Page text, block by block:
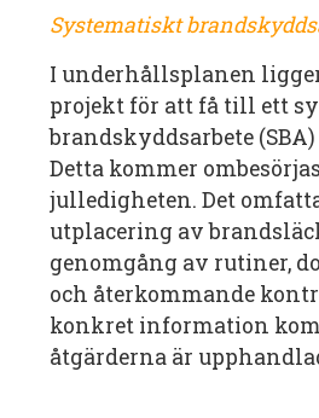
Systematiskt
I underhållsplanen
projekt för att få till ett
brandskyddsarbete
Detta kommer
julledigheten. Det
utplacering av
genomgång av rutiner,
och återkommande
konkret information
åtgärderna är